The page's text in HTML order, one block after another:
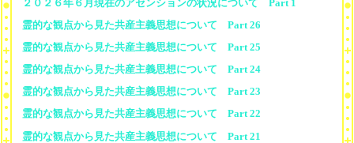
２０２６年６月現在のアセンションの状況について Part 1
霊的な観点から見た共産主義思想について Part 26
霊的な観点から見た共産主義思想について Part 25
霊的な観点から見た共産主義思想について Part 24
霊的な観点から見た共産主義思想について Part 23
霊的な観点から見た共産主義思想について Part 22
霊的な観点から見た共産主義思想について Part 21